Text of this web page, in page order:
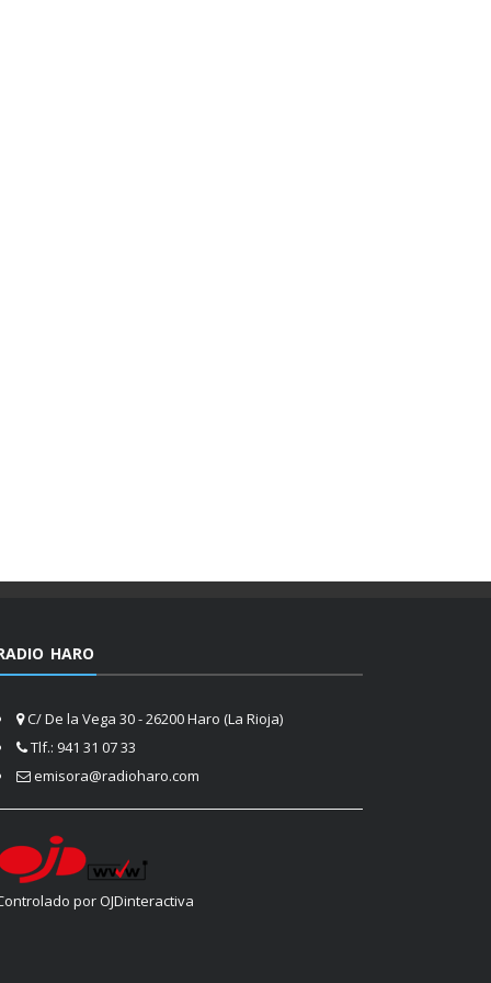
HARO
C/ De la Vega 30 - 26200 Haro (La Rioja)
Tlf.: 941 31 07 33
emisora@radioharo.com
por OJDinteractiva